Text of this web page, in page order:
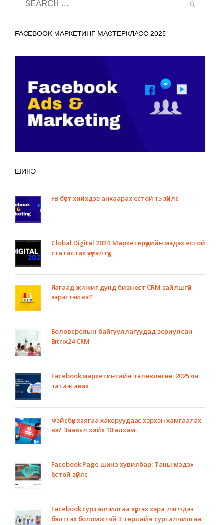
FACEBOOK МАРКЕТИНГ МАСТЕРКЛАСС 2025
ШИНЭ
FB бүүст хийхдээ анхаарах ёстой 15 зүйлс
Global Digital 2024: Маркетерүүдийн мэдэх ёстой
статистик үзүүлэлтүүд
Яагаад жижиг дунд бизнест CRM зайлшгүй
хэрэгтэй вэ?
Боловсролын байгууллагуудад зориулсан
Bitrix24 CRM
Facebook маркетингийн төлөвлөгөө: 2025 он
татаж авах
Фэйсбүүк хаягаа хакеруудаас хэрхэн хамгаалах
вэ? Заавал хийх 10 алхам.
Facebook Page шинэ хувилбар: Таны мэдэх
ёстой зүйлс
Facebook сурталчилгаа хүргэх хэрэглэгчдээ
бэлтгэх боломжтой 3 төрлийн сурталчилгаа